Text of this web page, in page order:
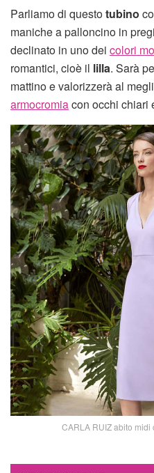
Parliamo di questotubino
maniche a palloncino in
declinato in uno dei colori
romantici, cioè il lilla. Sarà
mattino e valorizzerà al
armocromiacon occhi chiari
CARLA RUIZ abito